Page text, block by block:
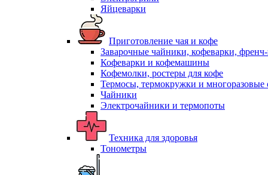
Яйцеварки
Приготовление чая и кофе
Заварочные чайники, кофеварки,
Кофеварки и кофемашины
Кофемолки, ростеры для кофе
Термосы, термокружки и многоразовые
Чайники
Электрочайники и термопоты
Техника для здоровья
Тонометры